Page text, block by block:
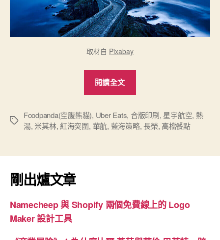
取材自 Pixabay
閱讀全文
的
藍
策
標
Foodpanda(空腹熊貓), Uber Eats, 合版印刷, 星宇航空, 熱
湯, 米其林, 紅海突圍, 華航, 藍海策略,長榮, 高檔餐點
剛出爐文章
Namecheep 與 Shopify 兩個免費線上的 Logo
Maker 設計工具